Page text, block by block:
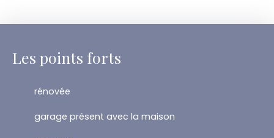
Les points forts
rénovée
garage présent avec la maison